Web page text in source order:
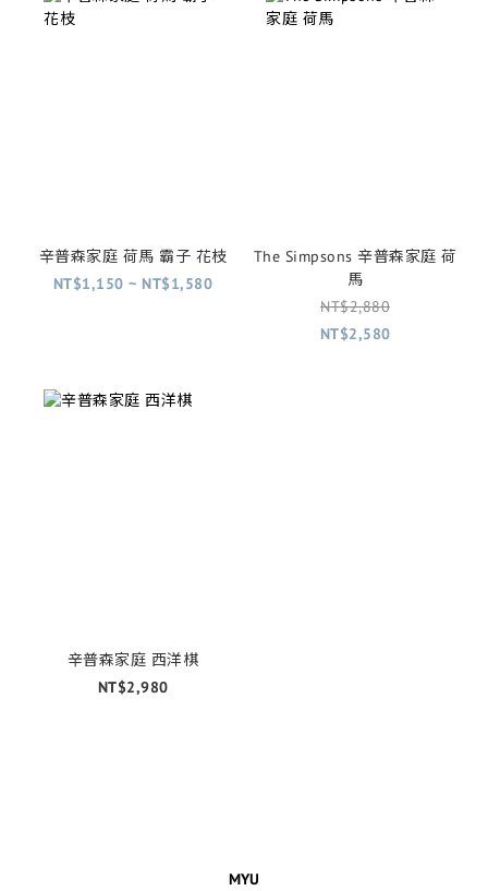
辛普森家庭 荷馬 霸子 花枝
NT$1,150 ~ NT$1,580
The Simpsons 辛普森家庭 荷
馬
NT$2,880
NT$2,580
辛普森家庭 西洋棋
NT$2,980
MYU